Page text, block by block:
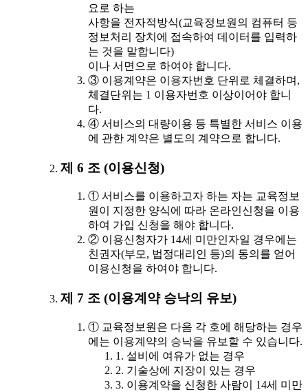
요로 하는
사항을 전자적방식(교육정보원의 컴퓨터 등
정보처리 장치에 접속하여 데이터를 입력하
는 것을 말합니다)
이나 서면으로 하여야 합니다.
③ 이용계약은 이용자번호 단위로 체결하며,
체결단위는 1 이용자번호 이상이어야 합니
다.
④ 서비스의 대량이용 등 특별한 서비스 이용
에 관한 계약은 별도의 계약으로 합니다.
제 6 조 (이용신청)
① 서비스를 이용하고자 하는 자는 교육정보
원이 지정한 양식에 따라 온라인신청을 이용
하여 가입 신청을 해야 합니다.
② 이용신청자가 14세 미만인자일 경우에는
친권자(부모, 법정대리인 등)의 동의를 얻어
이용신청을 하여야 합니다.
제 7 조 (이용계약 승낙의 유보)
① 교육정보원은 다음 각 호에 해당하는 경우
에는 이용계약의 승낙을 유보할 수 있습니다.
1. 설비에 여유가 없는 경우
2. 기술상에 지장이 있는 경우
3. 이용계약을 신청한 사람이 14세 미만